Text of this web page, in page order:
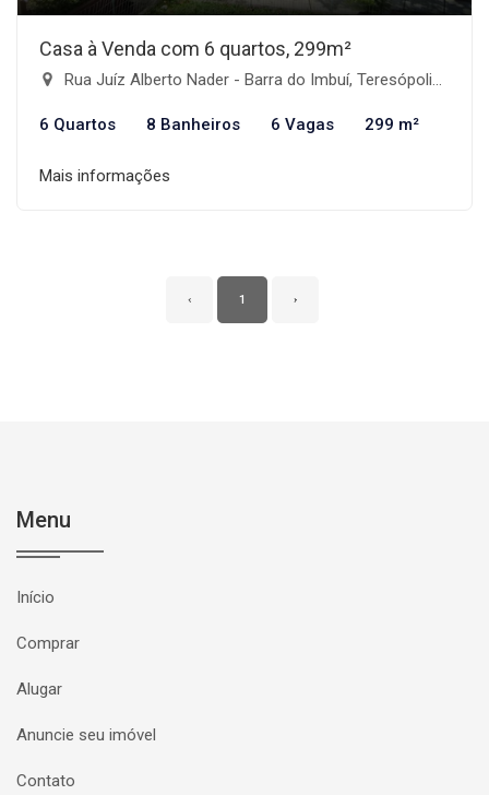
Casa à Venda com 6 quartos, 299m²
Rua Juíz Alberto Nader - Barra do Imbuí, Teresópolis-RJ
6 Quartos 8 Banheiros 6 Vagas 299 m²
Mais informações
‹ 1 ›
Menu
Início
Comprar
Alugar
Anuncie seu imóvel
Contato